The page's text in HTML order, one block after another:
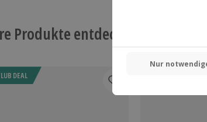
Produkte entdecken
DEAL